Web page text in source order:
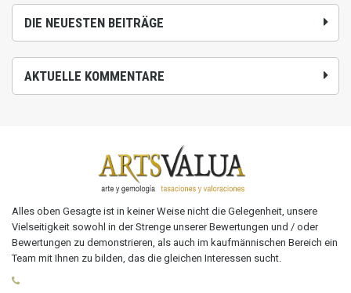
DIE NEUESTEN BEITRÄGE
AKTUELLE KOMMENTARE
Alles oben Gesagte ist in keiner Weise nicht die Gelegenheit, unsere
Vielseitigkeit sowohl in der Strenge unserer Bewertungen und / oder
Bewertungen zu demonstrieren, als auch im kaufmännischen Bereich ein
Team mit Ihnen zu bilden, das die gleichen Interessen sucht.